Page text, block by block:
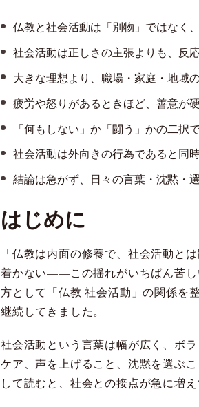
仏教と社会活動は「別物」ではなく
社会活動は正しさの主張よりも、反
大きな理想より、職場・家庭・地域
疲労や怒りがあるときほど、善意が
「何もしない」か「闘う」かの二択
社会活動は外向きの行為であると同
結論は急がず、日々の言葉・沈黙・
はじめに
「仏教は内面の修養で、社会活動と
着かない——この揺れがいちばん苦し
方として「仏教 社会活動」の関係を
継続してきました。
社会活動という言葉は幅が広く、ボ
ケア、声を上げること、沈黙を選ぶ
して読むと、社会との接点が急に増